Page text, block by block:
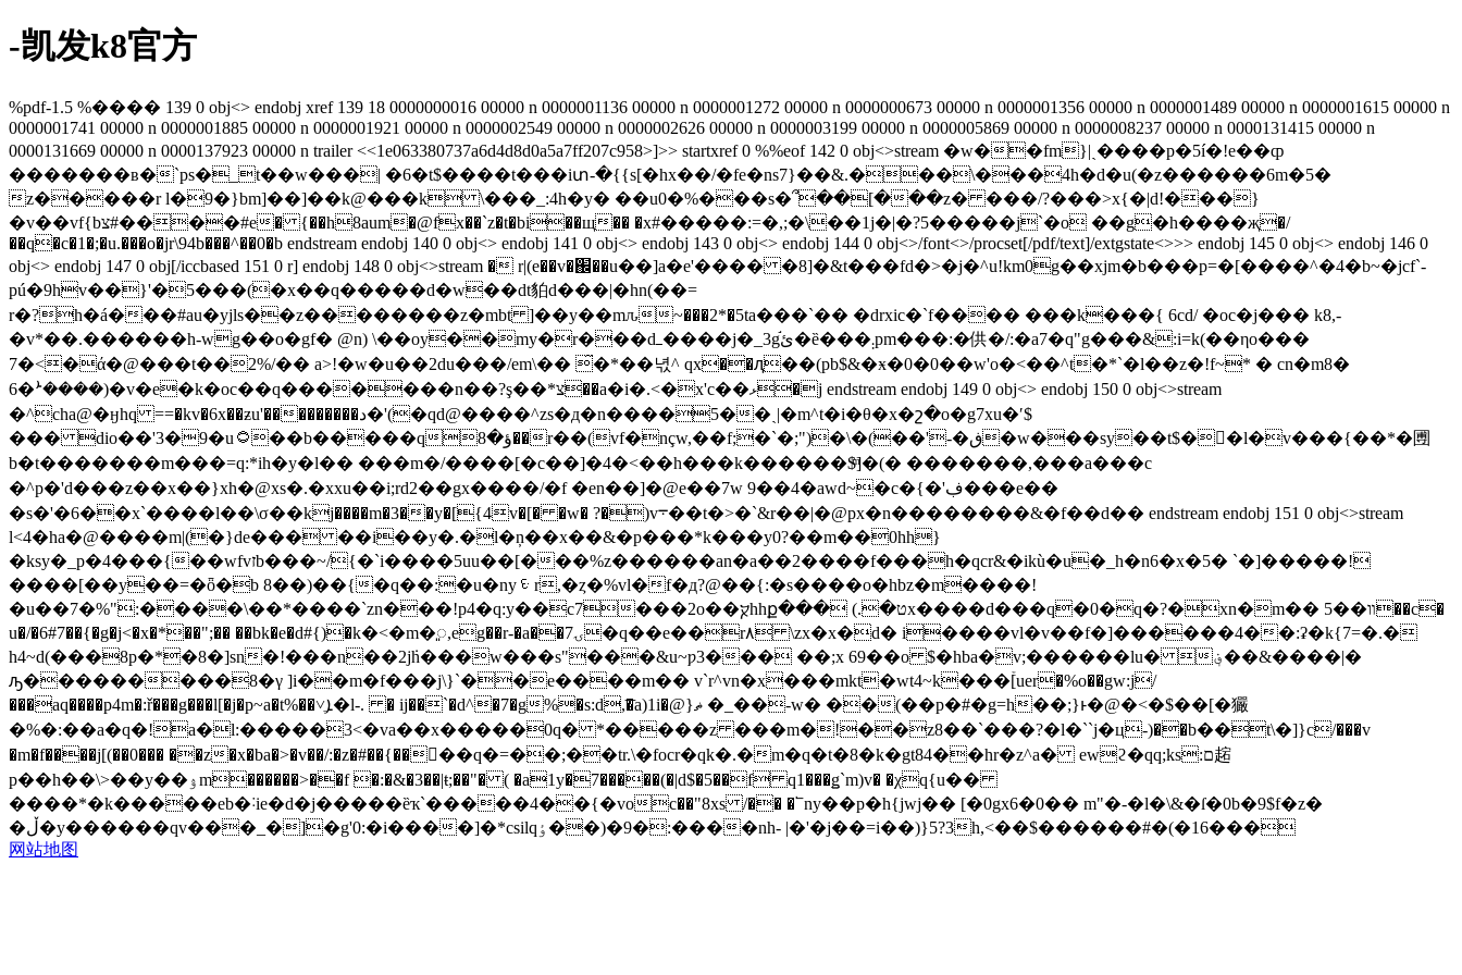
-凯发k8官方
%pdf-1.5 %���� 139 0 obj<> endobj xref 139 18 0000000016 00000 n 0000001136 00000 n 0000001272 00000 n 0000000673 00000 n 0000001356 00000 n 0000001489 00000 n 0000001615 00000 n
0000001741 00000 n 0000001885 00000 n 0000001921 00000 n 0000002549 00000 n 0000002626 00000 n 0000003199 00000 n 0000005869 00000 n 0000008237 00000 n 0000131415 00000 n
0000131669 00000 n 0000137923 00000 n trailer <<1e063380737a6d4d8d0a5a7ff207c958>]>> startxref 0 %%eof 142 0 obj<>stream �w��fm}|ˎ����p�5í�!e��ȹ
�������ʙ�`ps�_t��w���| �6�t$����t���iտ-�{{s[�hx��/�fe�ns7}��&.���\���4h�d�u(�z������6m�5�
z�����r l�9�}bm]��]��k@���k \���_:4h�y� ��u0�%���s�՞��[���z� ���/?���>x{�|d!���}
�v��vf{bצ#����#e� {��h8aum�@fx��`z�t�bi��щ�� �x#�����:=�,;�\��1j�|�?5�����j`�o ��g�h����җ�/
��q�c�1�;�u.���o�jr\94b���^��0�b endstream endobj 140 0 obj<> endobj 141 0 obj<> endobj 143 0 obj<> endobj 144 0 obj<>/font<>/procset[/pdf/text]/extgstate<>>> endobj 145 0 obj<> endobj 146 0
obj<> endobj 147 0 obj[/iccbased 151 0 r] endobj 148 0 obj<>stream � r|(e��v�֌��u��]a�e'���� �8]�&t���fd�>�j�^u!km0g��xjm�b���p=�[����^�4�b~�jcf`-
pú�9hv��}'�5���(�x��q�����d�w��dt貃d���|�hn(��=
r�?h�á���#au�yjls��z��������z�mbt ]��y��mԉ~���2*�5ta���`�� �drxic�`f���� ���k���{ 6cd/ �oc�j��� k8,-
�v*��.������h-wg��о�gf� @n) \��oy��my�r���dߺ����j�_3g֬ئ�ȅ���܄pm���:�供�/:�a7�q"g���&:i=k(��ηo���
7�<�ά�@���t��2%/�� a>!�w�u��2du���/em\�� ̋�*��녃^ qx��ԯ��(pb$&�ӿ�0�0��w'o�<��^t�*`�l��z�!f~* � cn�m8�
6�ܑ����)�v�e�k�oc��q�������n��?ş��*צ��a�i�.<�x'c��ޅ�j endstream endobj 149 0 obj<> endobj 150 0 obj<>stream
�^cha@�ӈhq ==�kv�6x��ƶu'���������د�'(�qd@����^zs�д�n����5��ˏ|�m^t�i�θ�x�շ�o�g7xu�ʹ$
��� dio��'3�9�u۝��b�����qؤ�8��r��(vf�nçw,��f;�`�;")�\�(��'-�ڧ�w���sy��t$��ٓl�v���{��*�圑
b�t�������m���=q:*ih�y�l�� ���m�/����[�c��]�4�<��h���k������$ͫ]�(� ��� ����,���a���c
�^p�'d���z��x��}xh�@xs�.�xxu��i;rd2��gx����/� f �en��]�@e��7w 9��4�awd~�c�{�'ڣ���e��
�s�'�6��x`����l��\σ��kj����m�3��y�[{4v�[� �w� ?�)v܋��t�>�`&r��|�@px�n��������&�f��d�� endstream endobj 151 0 obj<>stream
l<4�ha�@����m|(�}de��� ��i��y�.�l�ņ��x��&�p���*k���y0?��m��0hh}
�ksy�_p�4���{��wfvזb���~/{�`i����5uu��[���%z������an�a��2����f���h�qcr&�ikù�u�_h�n6�x�5� `�]�����!
����[��y��=�ȫ�b 8��)��{�q��:�u�nyᳮr,�ȥ�%vl�f�д?@��{:�s����o�hbz�m����!
�u��7�%":����\��*����`zn���!p4�q:y��c7���2o��ⴟhhք��� (.�טx����d���q�0�q�?�xn�m�� 5��װ��c�
u�/�6#7��{�g�j<�x�*��";�� ��bk�e�d#{)�k�<�m�ꥍ,eg��r-�a��ۍ7�q��e��r۸ \zx�x�d� i����vl�v��f�]������4��:ʡ�k{7=�.�
h4~d(���8p�*�8�]sn�!���n��2j݁h���w���s"���&u~ƿ3��� ��;x 69��o $�hba�v;������ӏu� ؋��&����|�
ԡ���������8�γ ]i��m�f���j\}`��e����m�� v`r^vn�x���mkt�wt4~k���ۡ[uer�%o��gw:j/
���aq����p4m�:ř���g���l[�j�p~a�t%��˅ܐֶ�l-. � ij��`�d^�7�g%�s:d,͞�a)1i�@}ޡ �_��-w� ��(��p�#�g=h��;}ͱ�@�<�$��[�玁
�%�:��a�q�!a�l:�����3<�va��x�����0q� *�����z ���m�!��z8��`���?�l�``j�ц-)��b��t\�]}c/���v
�m�f����j[(��0��� ��z�x�ba�>�v��/:�z�#��{���ٍ�q�=��;��tr.\�focr�qk�.�m�q�t�8�k�gt84��hr�z^a� ewϩ�qq;ks:ם趤
p��h��\>��y��ۉm������>��f �:�&�3��|ŧ;��"� ( �a1y�7�����(�|d$�5��f q1���ǥ`m)v� �χq{u��
����*�k�����eb�˸ie�d�j�����ȅҡ`�����4��{�voc��"8xs /�� �՟ny��p�h{jwj�� [�0gx6�0�� m"�-�l�\&�ſ�0b�9$f�z�
�ڵ�у������qv���_�]�g'0:�i����]�*csilqٶ��)�9�:����nh- |�'�j��=i��)}5?3h,<��$������#�(�16���
网站地图